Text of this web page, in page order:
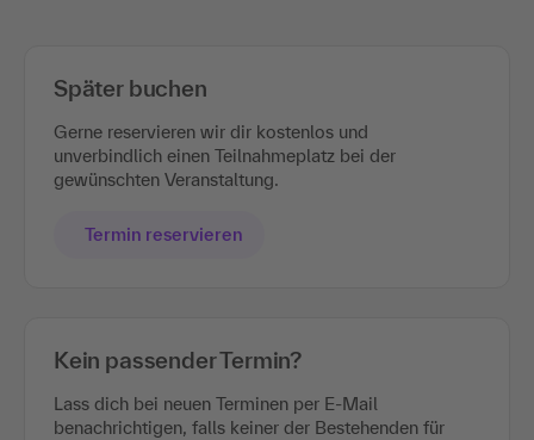
Später buchen
Gerne reservieren wir dir kostenlos und
unverbindlich einen Teilnahmeplatz bei der
gewünschten Veranstaltung.
Termin reservieren
Kein passender Termin?
Lass dich bei neuen Terminen per E-Mail
benachrichtigen, falls keiner der Bestehenden für